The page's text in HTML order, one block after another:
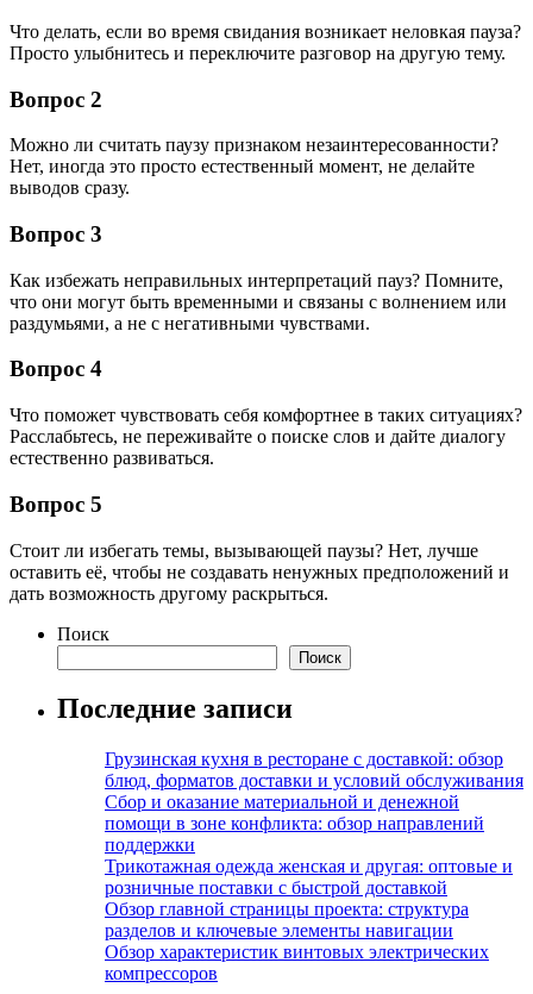
Что делать, если во время свидания возникает неловкая пауза?
Просто улыбнитесь и переключите разговор на другую тему.
Вопрос 2
Можно ли считать паузу признаком незаинтересованности?
Нет, иногда это просто естественный момент, не делайте
выводов сразу.
Вопрос 3
Как избежать неправильных интерпретаций пауз? Помните,
что они могут быть временными и связаны с волнением или
раздумьями, а не с негативными чувствами.
Вопрос 4
Что поможет чувствовать себя комфортнее в таких ситуациях?
Расслабьтесь, не переживайте о поиске слов и дайте диалогу
естественно развиваться.
Вопрос 5
Стоит ли избегать темы, вызывающей паузы? Нет, лучше
оставить её, чтобы не создавать ненужных предположений и
дать возможность другому раскрыться.
Поиск
Поиск
Последние записи
Грузинская кухня в ресторане с доставкой: обзор
блюд, форматов доставки и условий обслуживания
Сбор и оказание материальной и денежной
помощи в зоне конфликта: обзор направлений
поддержки
Трикотажная одежда женская и другая: оптовые и
розничные поставки с быстрой доставкой
Обзор главной страницы проекта: структура
разделов и ключевые элементы навигации
Обзор характеристик винтовых электрических
компрессоров